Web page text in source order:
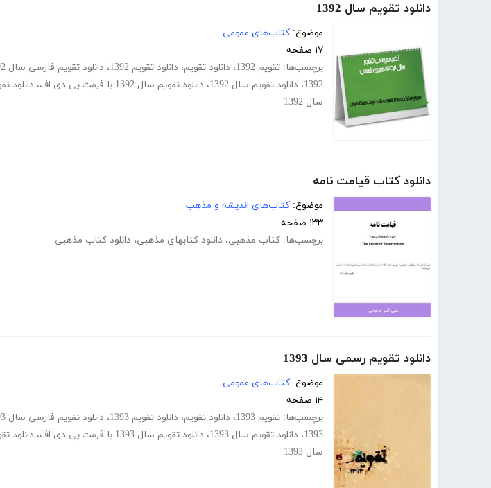
دانلود تقویم سال 1392
موضوع: کتاب‌های عمومی
۱۷ صفحه
برچسب‌ها: تقویم 1392 ، دانلود تقویم، دانلود تقویم 1392 ، دانلود تقویم فارسی سال 1392
1392، دانلود تقویم سال 1392 ، دانلود تقویم سال 1392 با فرمت پی دی اف ، دانلود
سال 1392
دانلود کتاب قیامت نامه
موضوع: کتاب‌های اندیشه و مذهب
۱۳۳ صفحه
برچسب‌ها: کتاب مذهبی، دانلود کتابهای مذهبی، دانلود کتاب مذهبی
دانلود تقویم رسمی سال 1393
موضوع: کتاب‌های عمومی
۱۴ صفحه
برچسب‌ها: تقویم 1393 ، دانلود تقویم، دانلود تقویم 1393 ، دانلود تقویم فارسی سال 1393
1393، دانلود تقویم سال 1393 ، دانلود تقویم سال 1393 با فرمت پی دی اف ، دانلود
سال 1393